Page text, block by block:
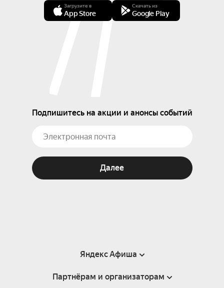
Загрузите в
App Store
Скачать из
Google Play
Подпишитесь на акции и анонсы событий
Далее
Яндекс Афиша
Справка
Партнёрам и организаторам